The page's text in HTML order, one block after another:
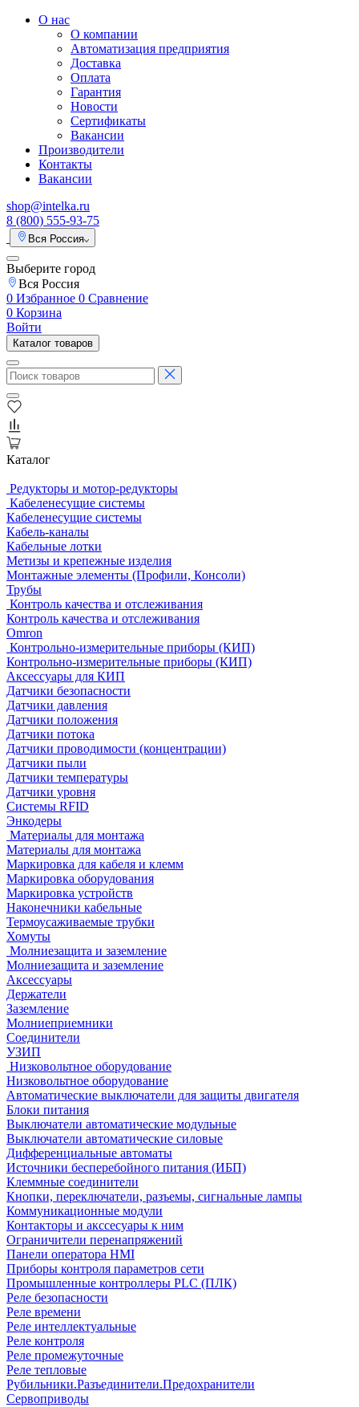
О нас
О компании
Автоматизация предприятия
Доставка
Оплата
Гарантия
Новости
Сертификаты
Вакансии
Производители
Контакты
Вакансии
shop@intelka.ru
8 (800) 555-93-75
Вся Россия
Выберите город
Вся Россия
0 Избранное 0 Сравнение
0 Корзина
Войти
Каталог товаров
Каталог
Редукторы и мотор-редукторы
Кабеленесущие системы
Кабеленесущие системы
Кабель-каналы
Кабельные лотки
Метизы и крепежные изделия
Монтажные элементы (Профили, Консоли)
Трубы
Контроль качества и отслеживания
Контроль качества и отслеживания
Omron
Контрольно-измерительные приборы (КИП)
Контрольно-измерительные приборы (КИП)
Аксессуары для КИП
Датчики безопасности
Датчики давления
Датчики положения
Датчики потока
Датчики проводимости (концентрации)
Датчики пыли
Датчики температуры
Датчики уровня
Системы RFID
Энкодеры
Материалы для монтажа
Материалы для монтажа
Маркировка для кабеля и клемм
Маркировка оборудования
Маркировка устройств
Наконечники кабельные
Термоусаживаемые трубки
Хомуты
Молниезащита и заземление
Молниезащита и заземление
Аксессуары
Держатели
Заземление
Молниеприемники
Соединители
УЗИП
Низковольтное оборудование
Низковольтное оборудование
Автоматические выключатели для защиты двигателя
Блоки питания
Выключатели автоматические модульные
Выключатели автоматические силовые
Дифференциальные автоматы
Источники бесперебойного питания (ИБП)
Клеммные соединители
Кнопки, переключатели, разъемы, сигнальные лампы
Коммуникационные модули
Контакторы и акссесуары к ним
Ограничители перенапряжений
Панели оператора HMI
Приборы контроля параметров сети
Промышленные контроллеры PLC (ПЛК)
Реле безопасности
Реле времени
Реле интеллектуальные
Реле контроля
Реле промежуточные
Реле тепловые
Рубильники.Разъединители.Предохранители
Сервоприводы